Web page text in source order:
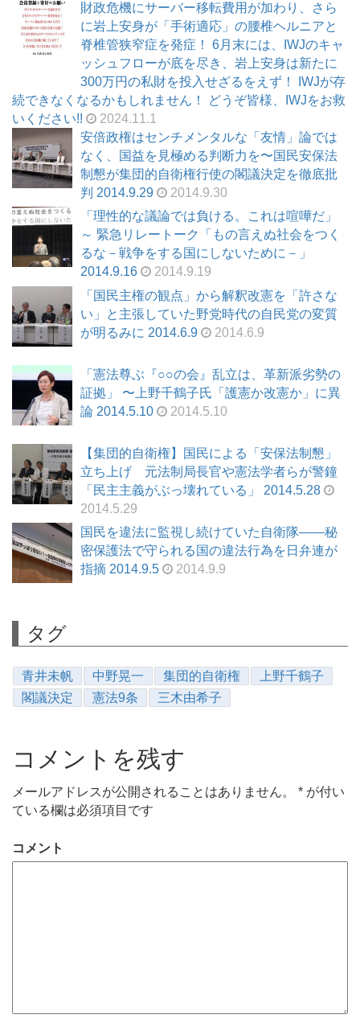
財政危機にサーバー移転費用が加わり、さら
に岩上安身が「手術適応」の腰椎ヘルニアと
脊椎管狭窄症を発症！ 6月末には、IWJのキャ
ッシュフローが底を尽き、岩上安身は新たに
300万円の私財を投入せざるをえず！ IWJが存
続できなくなるかもしれません！ どうぞ皆様、IWJをお救
いください!!
2024.11.1
安倍政権はセンチメンタルな「友情」論では
なく、国益を見極める判断力を〜国民安保法
制懇が集団的自衛権行使の閣議決定を徹底批
判 2014.9.29
2014.9.30
「理性的な議論では負ける。これは喧嘩だ」
～ 緊急リレートーク「もの言えぬ社会をつく
るな－戦争をする国にしないために－」
2014.9.16
2014.9.19
「国民主権の観点」から解釈改憲を「許さな
い」と主張していた野党時代の自民党の変質
が明るみに 2014.6.9
2014.6.9
「憲法尊ぶ『○○の会』乱立は、革新派劣勢の
証拠」 〜上野千鶴子氏「護憲か改憲か」に異
論 2014.5.10
2014.5.10
【集団的自衛権】国民による「安保法制懇」
立ち上げ 元法制局長官や憲法学者らが警鐘
「民主主義がぶっ壊れている」 2014.5.28
2014.5.29
国民を違法に監視し続けていた自衛隊――秘
密保護法で守られる国の違法行為を日弁連が
指摘 2014.9.5
2014.9.9
タグ
青井未帆 中野晃一 集団的自衛権
上野千鶴子
閣議決定
憲法9条 三木由希子
コメントを残す
メールアドレスが公開されることはありません。 * が付い
ている欄は必須項目です
コメント